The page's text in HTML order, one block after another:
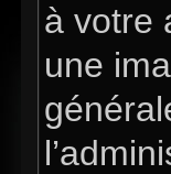
à votre
une